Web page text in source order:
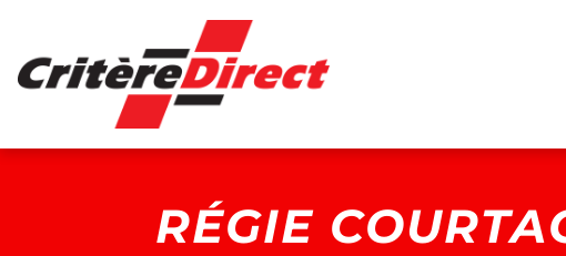
RÉGIE
Panneau de gestion des cookies